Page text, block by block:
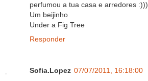
perfumou a tua casa e arredores :)))
Um beijinho
Under a Fig Tree
Responder
Sofia.Lopez 07/07/2011, 16:18:00